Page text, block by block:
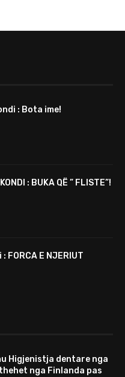
: Bota ime!
: BUKA QË ” FLISTE”!
FORCA E NJERIUT
Higjenistja dentare nga
nga Finlanda pas